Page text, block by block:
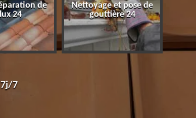
de
24
Nettoyage et pose de
gouttière 24
7j/7